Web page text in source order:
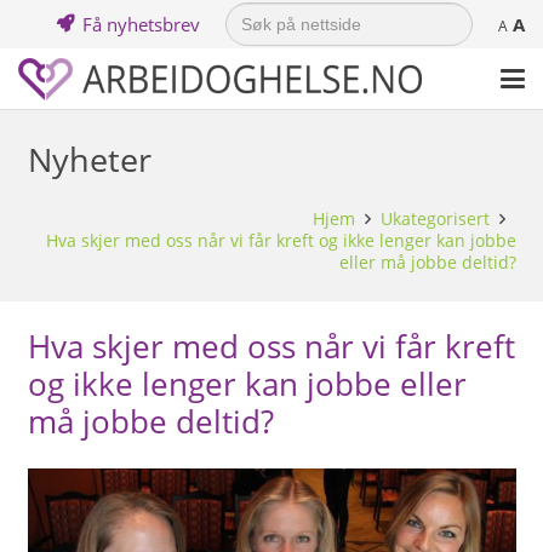
Få nyhetsbrev
Search
for: A A
Nyheter
Hjem
Ukategorisert
Hva skjer med oss når vi får kreft og ikke lenger kan jobbe
eller må jobbe deltid?
Hva skjer med oss når vi får kreft
og ikke lenger kan jobbe eller
må jobbe deltid?